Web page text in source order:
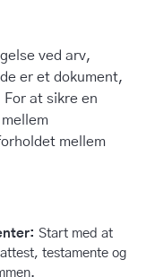
ved arv,
er et dokument,
at sikre en
mellem
Start med at
testamente og